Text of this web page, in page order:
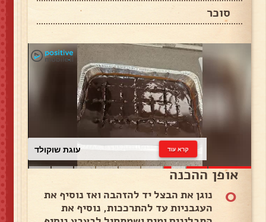
סוכר
עוגת שוקולד קרא עוד
אופן ההכנה
0
נוגן את הבצל יד להזהבה ואז נוסיף את
העגבניות עד להתרככות, נוסיף את